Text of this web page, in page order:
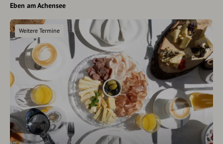
Eben am Achensee
Weitere Termine